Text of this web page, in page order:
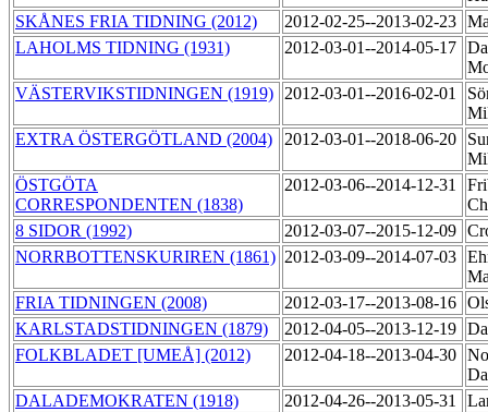
SKÅNES FRIA TIDNING (2012)
2012-02-25--2013-02-23
LAHOLMS TIDNING (1931)
2012-03-01--2014-05-17
VÄSTERVIKSTIDNINGEN (1919)
2012-03-01--2016-02-01
EXTRA ÖSTERGÖTLAND (2004)
2012-03-01--2018-06-20
ÖSTGÖTA
CORRESPONDENTEN (1838)
2012-03-06--2014-12-31
8 SIDOR (1992)
2012-03-07--2015-12-09
NORRBOTTENSKURIREN (1861) 2012-03-09--2014-07-03
FRIA TIDNINGEN (2008)
2012-03-17--2013-08-16
KARLSTADSTIDNINGEN (1879)
2012-04-05--2013-12-19
FOLKBLADET [UMEÅ] (2012)
2012-04-18--2013-04-30
DALADEMOKRATEN (1918)
2012-04-26--2013-05-31